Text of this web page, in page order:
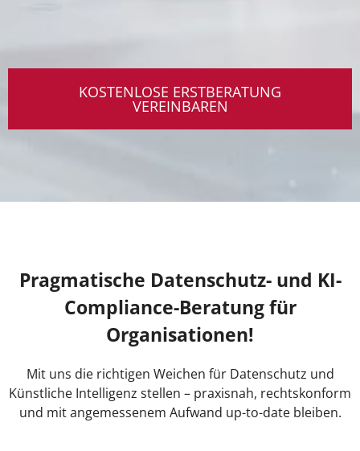
KOSTENLOSE ERSTBERATUNG
VEREINBAREN
Pragmatische Datenschutz- und KI-
Compliance-Beratung für
Organisationen!
Mit uns die richtigen Weichen für Datenschutz und
Künstliche Intelligenz stellen – praxisnah, rechtskonform
und mit angemessenem Aufwand up-to-date bleiben.